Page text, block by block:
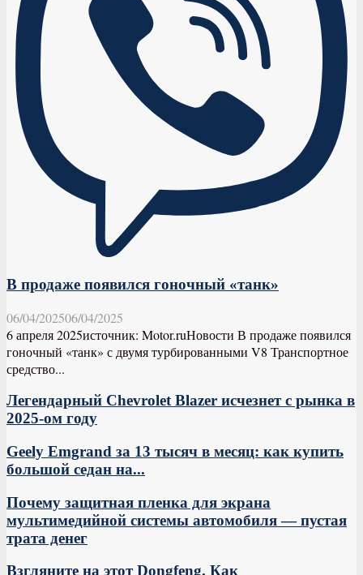
В продаже появился гоночный «танк»
06/04/202506/04/2025
6 апреля 2025источник: Motor.ruНовости В продаже появился
гоночный «танк» с двумя турбированными V8 Транспортное
средство...
Легендарный Chevrolet Blazer исчезнет с рынка в
2025-ом году
Geely Emgrand за 13 тысяч в месяц: как купить
большой седан на...
Почему защитная пленка для экрана
мультимедийной системы автомобиля — пустая
трата денег
Взгляните на этот Dongfeng. Как